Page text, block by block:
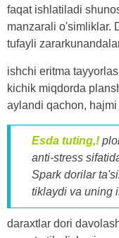
faqat ishlatiladi
manzarali o'simliklar.
tufayli
ishchi eritma
kichik miqdorda
aylandi qachon,
Esda tuting,!
anti-stress
Spark dorilar
tiklaydi va uning
daraxtlar dori